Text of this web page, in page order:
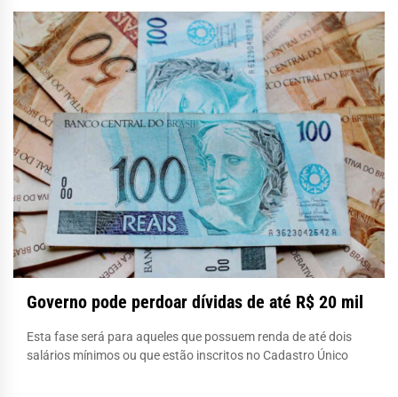
Governo pode perdoar dívidas de até R$ 20 mil
Esta fase será para aqueles que possuem renda de até dois
salários mínimos ou que estão inscritos no Cadastro Único